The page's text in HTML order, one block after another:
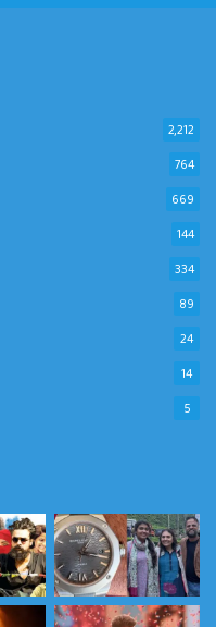
2,212
764
669
144
334
89
24
14
5